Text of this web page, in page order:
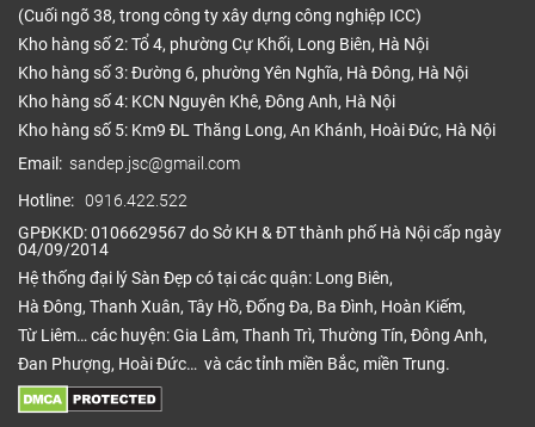
(Cuối ngõ 38, trong công ty xây dựng công nghiệp ICC)
Kho hàng số 2: Tổ 4, phường Cự Khối, Long Biên, Hà Nội
Kho hàng số 3: Đường 6, phường Yên Nghĩa, Hà Đông, Hà Nội
Kho hàng số 4: KCN Nguyên Khê, Đông Anh, Hà Nội
Kho hàng số 5: Km9 ĐL Thăng Long, An Khánh, Hoài Đức, Hà Nội
Email: sandep.jsc@gmail.com
Hotline: 0916.422.522
GPĐKKD: 0106629567 do Sở KH & ĐT thành phố Hà Nội cấp ngày
04/09/2014
Hệ thống đại lý Sàn Đẹp có tại các quận: Long Biên,
Hà Đông, Thanh Xuân, Tây Hồ, Đống Đa, Ba Đình, Hoàn Kiếm,
Từ Liêm… các huyện: Gia Lâm, Thanh Trì, Thường Tín, Đông Anh,
Đan Phượng, Hoài Đức… và các tỉnh miền Bắc, miền Trung.